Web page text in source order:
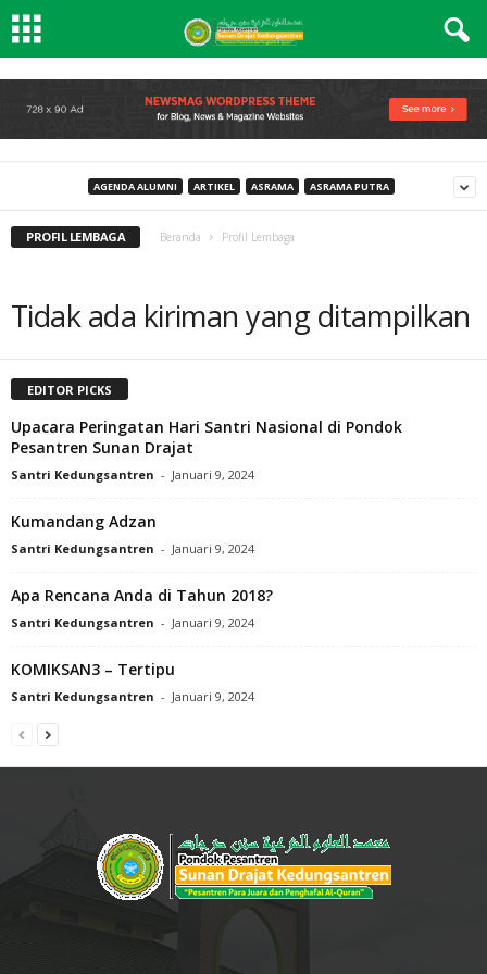
AGENDA ALUMNI ARTIKEL ASRAMA ASRAMA PUTRA
PROFIL LEMBAGA Beranda Profil Lembaga
Tidak ada kiriman yang ditampilkan
EDITOR PICKS
Upacara Peringatan Hari Santri Nasional di Pondok
Pesantren Sunan Drajat
Santri Kedungsantren - Januari 9, 2024
Kumandang Adzan
Santri Kedungsantren - Januari 9, 2024
Apa Rencana Anda di Tahun 2018?
Santri Kedungsantren - Januari 9, 2024
KOMIKSAN3 – Tertipu
Santri Kedungsantren - Januari 9, 2024